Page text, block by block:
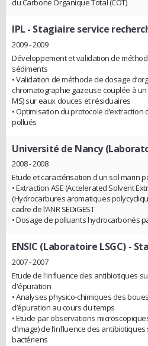
du Carbone Organique Total (COT)
IPL - Stagiaire service
2009 - 2009
Développement et validation de
sédiments
• Validation de méthode de dosage
chromatographie gazeuse couplée à
MS) sur eaux douces et résiduaires
• Optimisation du protocole
pollués
Université de Nancy
2008 - 2008
Etude et caractérisation d'un sol marin
• Extraction ASE (Accelerated Solvent
(Hydrocarbures aromatiques
cadre de l’ANR SEDiGEST
• Dosage de polluants hydrocarbonés
ENSIC (Laboratoire LSGC)-
2007 - 2007
Etude de l'influence des antibiotiques
d'épuration
• Analyses physico-chimiques des
d’épuration au cours du temps
• Etude par observations
d’image) de l’influence des
bactériens